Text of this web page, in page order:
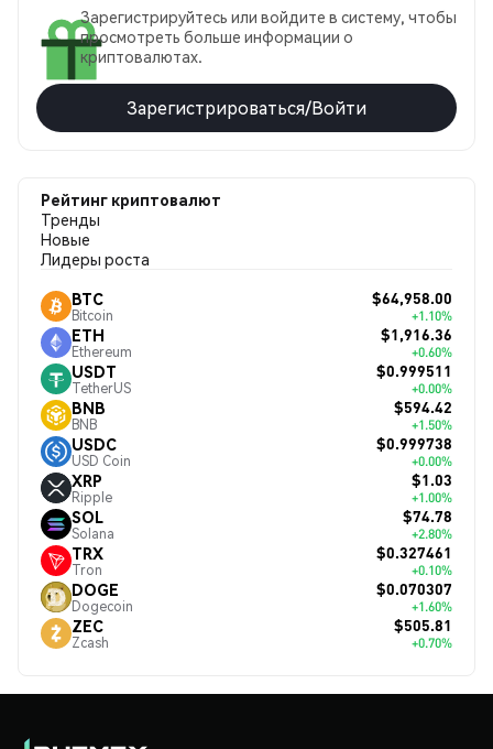
Зарегистрируйтесь или войдите в систему, чтобы
просмотреть больше информации о
криптовалютах.
Зарегистрироваться/Войти
Рейтинг криптовалют
Тренды
Новые
Лидеры роста
BTC
Bitcoin
$64,958.00
+1.10%
ETH
Ethereum
$1,916.36
+0.60%
USDT
TetherUS
$0.999511
+0.00%
BNB
BNB
$594.42
+1.50%
USDC
USD Coin
$0.999738
+0.00%
XRP
Ripple
$1.03
+1.00%
SOL
Solana
$74.78
+2.80%
TRX
Tron
$0.327461
+0.10%
DOGE
Dogecoin
$0.070307
+1.60%
ZEC
Zcash
$505.81
+0.70%